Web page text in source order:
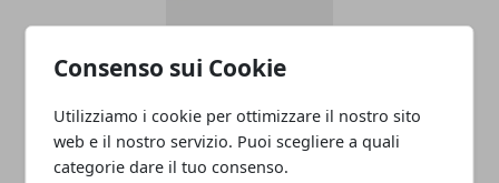
Consenso sui Cookie
Utilizziamo i cookie per ottimizzare il nostro sito
web e il nostro servizio. Puoi scegliere a quali
categorie dare il tuo consenso.
ADDETTO/A ALLE VENDITE
CATEGORIE PROTETTE - OUTLET CASTEL
ROMANO